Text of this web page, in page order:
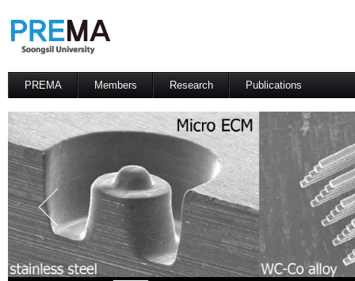
PREMA Members Research Publications
International Conference
Domestic Journal
Domestic Conference
Patents